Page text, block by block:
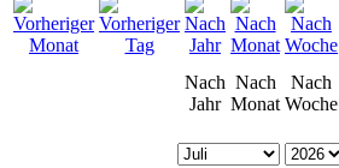
Nach
Jahr
Nach
Monat
Nach
Woche